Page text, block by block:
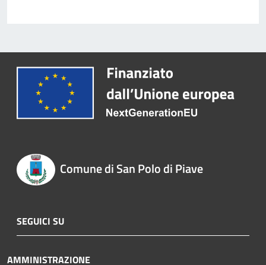
Comune di San Polo di Piave
SEGUICI SU
AMMINISTRAZIONE